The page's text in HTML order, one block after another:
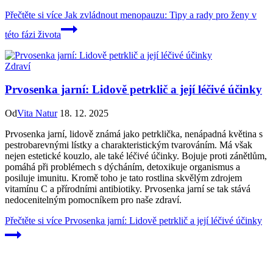
Přečtěte si více Jak zvládnout menopauzu: Tipy a rady pro ženy v
této fázi života
Zdraví
Prvosenka jarní: Lidově petrklič a její léčivé účinky
OdVita Natur 18. 12. 2025
Prvosenka jarní, lidově známá jako petrklička, nenápadná květina s
pestrobarevnými lístky a charakteristickým tvarováním. Má však
nejen estetické kouzlo, ale také léčivé účinky. Bojuje proti zánětlům,
pomáhá při problémech s dýcháním, detoxikuje organismus a
posiluje imunitu. Kromě toho je tato rostlina skvělým zdrojem
vitamínu C a přírodními antibiotiky. Prvosenka jarní se tak stává
nedocenitelným pomocníkem pro naše zdraví.
Přečtěte si více Prvosenka jarní: Lidově petrklič a její léčivé účinky